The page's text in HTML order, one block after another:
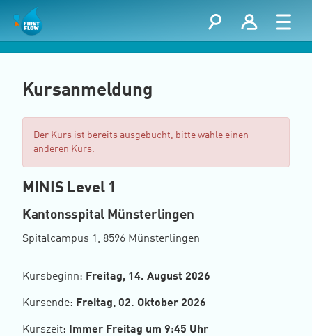
Kursanmeldung
Der Kurs ist bereits ausgebucht, bitte wähle einen
anderen Kurs.
MINIS Level 1
Kantonsspital Münsterlingen
Spitalcampus 1, 8596 Münsterlingen
Kursbeginn: Freitag, 14. August 2026
Kursende: Freitag, 02. Oktober 2026
Kurszeit: Immer Freitag um 9:45 Uhr